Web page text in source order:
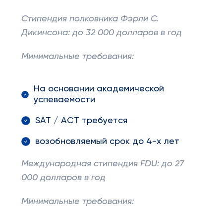
Стипендия полковника Фэрли С.
Дикинсона: до 32 000 долларов в год
Минимальные требования:
На основании академической
успеваемости
SAT / ACT требуется
возобновляемый срок до 4-х лет
Международная стипендия FDU: до 27
000 долларов в год
Минимальные требования: